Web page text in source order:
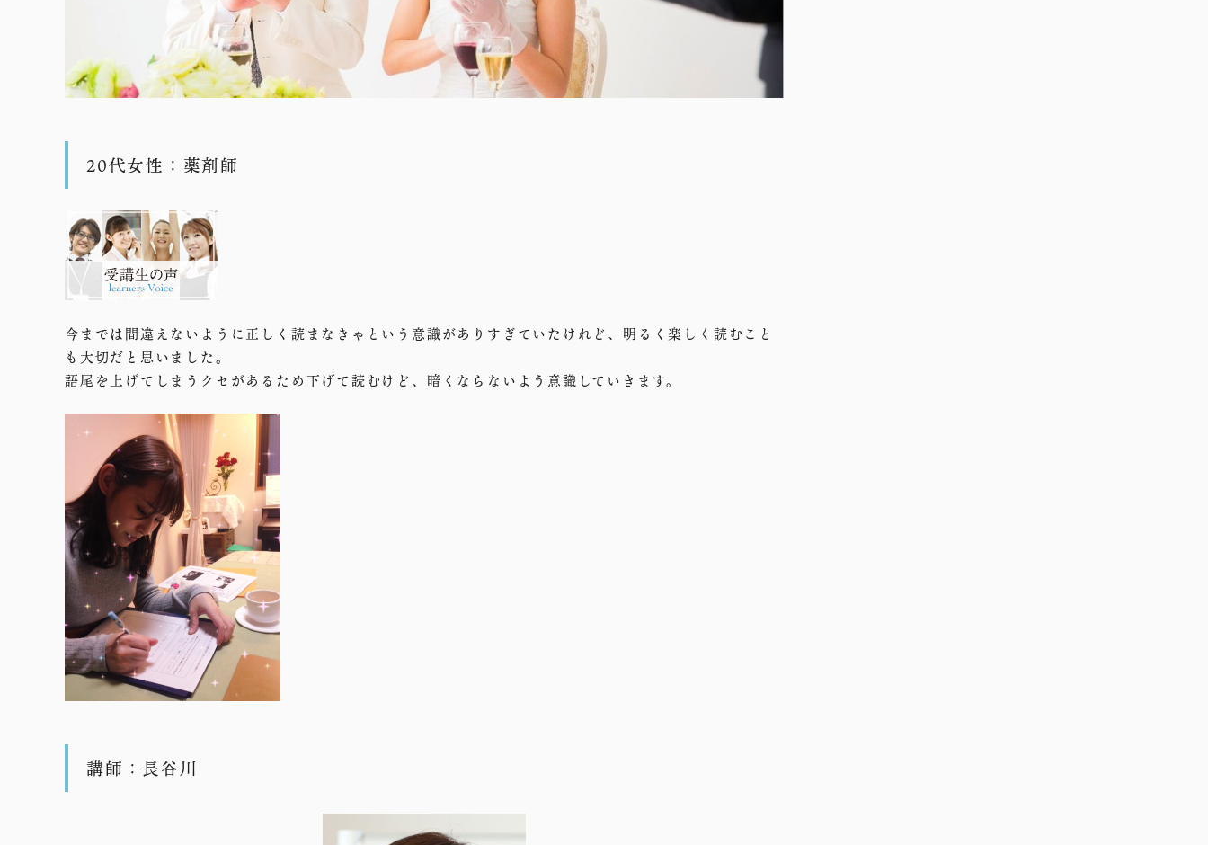
20代女性：薬剤師
今までは間違えないように正しく読まなきゃという意識がありすぎていたけれど、明るく楽しく読むこと
も大切だと思いました。
語尾を上げてしまうクセがあるため下げて読むけど、暗くならないよう意識していきます。
講師：長谷川